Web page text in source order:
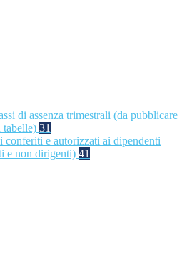
di assenza trimestrali (da pubblicare
tabelle) 31
conferiti e autorizzati ai dipendenti
e non dirigenti) 41